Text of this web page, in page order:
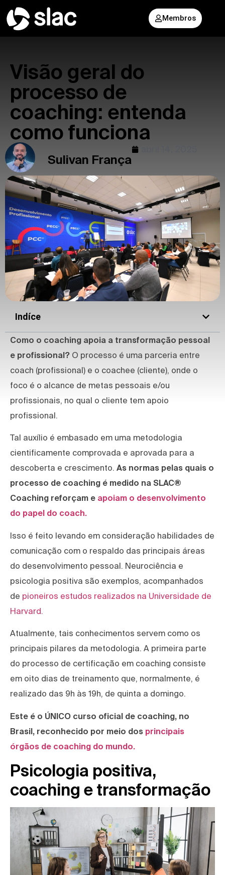
Membros
Visão geral do
processo de
coaching: entenda
como funciona
Sulivan França
Indíce
Como o coaching apoia a transformação pessoal
e profissional? O processo é uma parceria entre
coach (profissional) e o coachee (cliente), onde o
foco é o alcance de metas pessoais e/ou
profissionais, no qual o cliente tem apoio
profissional.
Tal auxílio é embasado em uma metodologia
cientificamente comprovada e aprovada para a
descoberta e crescimento. As normas pelas quais o
processo de coaching é medido na SLAC®
Coaching reforçam e apoiam o desenvolvimento
do papel do coach.
Isso é feito levando em consideração habilidades de
comunicação com o respaldo das principais áreas
do desenvolvimento pessoal. Neurociência e
psicologia positiva são exemplos, acompanhados
de pioneiros estudos realizados na Universidade de
Harvard.
Atualmente, tais conhecimentos servem como os
principais pilares da metodologia. A primeira parte
do processo de certificação em coaching consiste
em oito dias de treinamento que, normalmente, é
realizado das 9h às 19h, de quinta a domingo.
Este é o ÚNICO curso oficial de coaching, no
Brasil, reconhecido por meio dos principais
órgãos de coaching do mundo.
Psicologia positiva,
coaching e transformação